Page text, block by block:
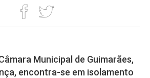
Municipal de Guimarães,
encontra-se em isolamento